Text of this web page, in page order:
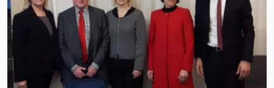
Kontakta oss
Evenemang
Aktuellt